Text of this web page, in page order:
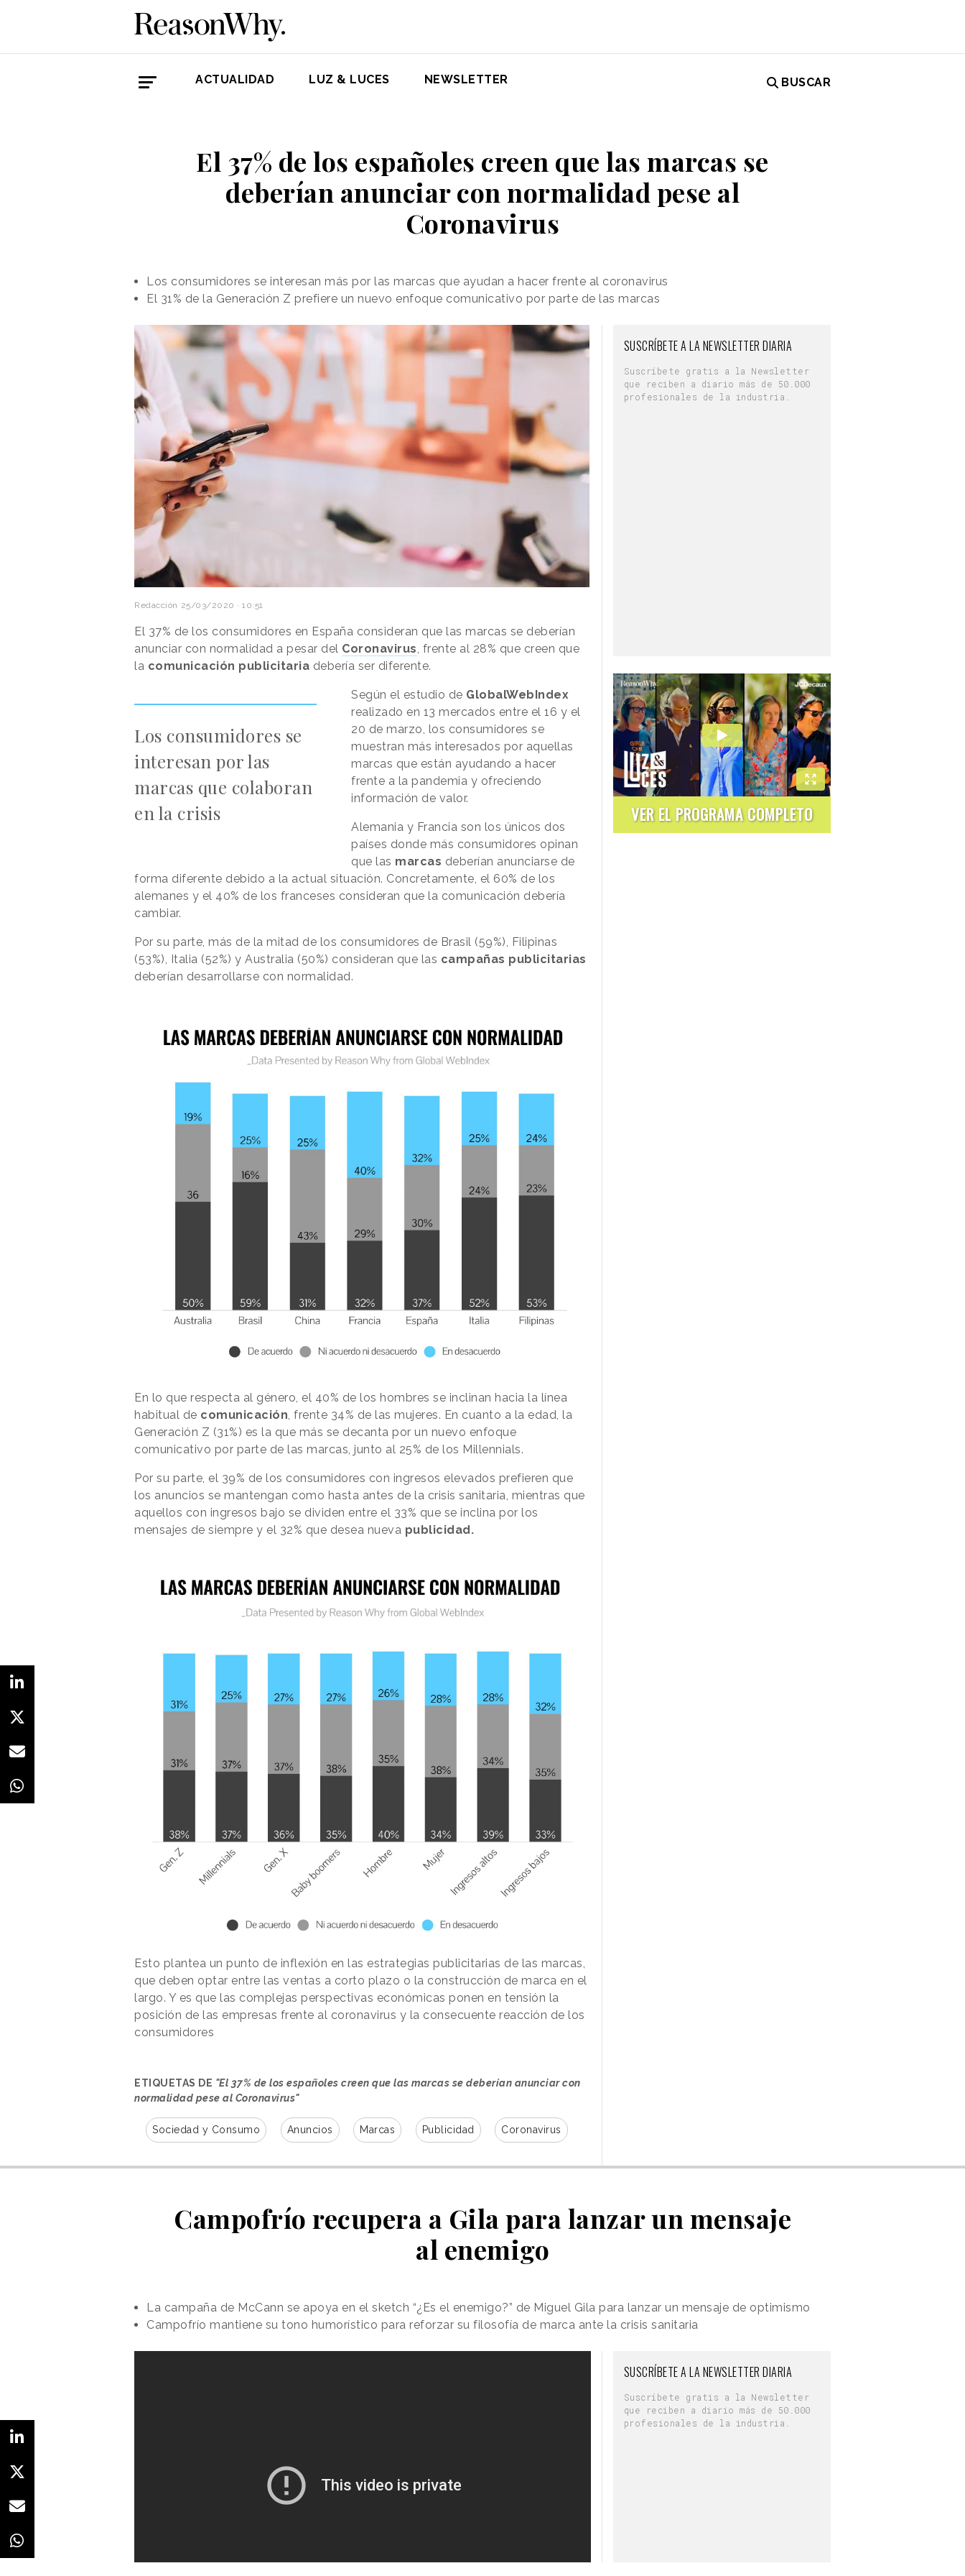
ACTUALIDAD LUZ & LUCES NEWSLETTER BUSCAR
El 37% de los españoles creen que las marcas se
deberían anunciar con normalidad pese al
Coronavirus
Los consumidores se interesan más por las marcas que ayudan a hacer frente al coronavirus
El 31% de la Generación Z prefiere un nuevo enfoque comunicativo por parte de las marcas
Redacción 25/03/2020 · 10:51
El 37% de los consumidores en España consideran que las marcas se deberían
anunciar con normalidad a pesar del Coronavirus , frente al 28% que creen que
la comunicación publicitaria debería ser diferente.
Los consumidores se
interesan por las
marcas que colaboran
en la crisis
Según el estudio de GlobalWebIndex
realizado en 13 mercados entre el 16 y el
20 de marzo, los consumidores se
muestran más interesados por aquellas
marcas que están ayudando a hacer
frente a la pandemia y ofreciendo
información de valor.
Alemania y Francia son los únicos dos
países donde más consumidores opinan
que las marcas deberían anunciarse de
forma diferente debido a la actual situación. Concretamente, el 60% de los
alemanes y el 40% de los franceses consideran que la comunicación debería
cambiar.
Por su parte, más de la mitad de los consumidores de Brasil (59%), Filipinas
(53%), Italia (52%) y Australia (50%) consideran que las campañas publicitarias
deberían desarrollarse con normalidad.
En lo que respecta al género, el 40% de los hombres se inclinan hacia la línea
habitual de comunicación, frente 34% de las mujeres. En cuanto a la edad, la
Generación Z (31%) es la que más se decanta por un nuevo enfoque
comunicativo por parte de las marcas, junto al 25% de los Millennials.
Por su parte, el 39% de los consumidores con ingresos elevados prefieren que
los anuncios se mantengan como hasta antes de la crisis sanitaria, mientras que
aquellos con ingresos bajo se dividen entre el 33% que se inclina por los
mensajes de siempre y el 32% que desea nueva publicidad.
Esto plantea un punto de inflexión en las estrategias publicitarias de las marcas,
que deben optar entre las ventas a corto plazo o la construcción de marca en el
largo. Y es que las complejas perspectivas económicas ponen en tensión la
posición de las empresas frente al coronavirus y la consecuente reacción de los
consumidores
ETIQUETAS DE "El 37% de los españoles creen que las marcas se deberían anunciar con
normalidad pese al Coronavirus"
Sociedad y Consumo Anuncios Marcas Publicidad Coronavirus
SUSCRÍBETE A LA NEWSLETTER DIARIA
Suscríbete gratis a la Newsletter
que reciben a diario más de 50.000
profesionales de la industria.
VER EL PROGRAMA COMPLETO
Campofrío recupera a Gila para lanzar un mensaje
al enemigo
La campaña de McCann se apoya en el sketch “¿Es el enemigo?” de Miguel Gila para lanzar un mensaje de optimismo
Campofrío mantiene su tono humorístico para reforzar su filosofía de marca ante la crisis sanitaria
SUSCRÍBETE A LA NEWSLETTER DIARIA
Suscríbete gratis a la Newsletter
que reciben a diario más de 50.000
profesionales de la industria.